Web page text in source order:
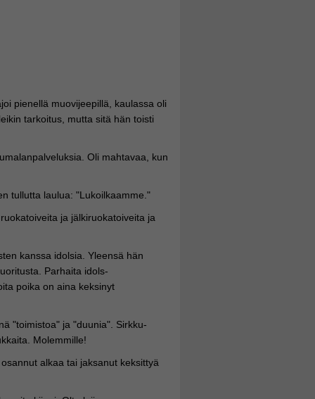
pienellä muovijeepillä, kaulassa oli
tarkoitus, mutta sitä hän toisti
Oli mahtavaa, kun
tullutta laulua: "Lukoilkaamme."
ja jälkiruokatoiveita ja
kanssa idolsia. Yleensä hän
Parhaita idols-
poika on aina keksinyt
"toimistoa" ja "duunia". Sirkku-
Molemmille!
alkaa tai jaksanut keksittyä